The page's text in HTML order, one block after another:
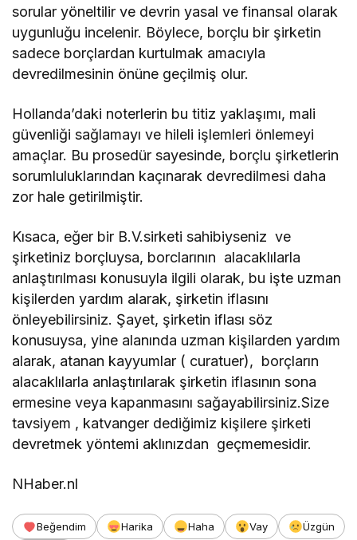
sorular yöneltilir ve devrin yasal ve finansal olarak
uygunluğu incelenir. Böylece, borçlu bir şirketin
sadece borçlardan kurtulmak amacıyla
devredilmesinin önüne geçilmiş olur.
Hollanda’daki noterlerin bu titiz yaklaşımı, mali
güvenliği sağlamayı ve hileli işlemleri önlemeyi
amaçlar. Bu prosedür sayesinde, borçlu şirketlerin
sorumluluklarından kaçınarak devredilmesi daha
zor hale getirilmiştir.
Kısaca, eğer bir B.V.sirketi sahibiyseniz ve
şirketiniz borçluysa, borclarının alacaklılarla
anlaştırılması konusuyla ilgili olarak, bu işte uzman
kişilerden yardım alarak, şirketin iflasını
önleyebilirsiniz. Şayet, şirketin iflası söz
konusuysa, yine alanında uzman kişilarden yardım
alarak, atanan kayyumlar ( curatuer), borçların
alacaklılarla anlaştırılarak şirketin iflasının sona
ermesine veya kapanmasını sağayabilirsiniz.Size
tavsiyem , katvanger dediğimiz kişilere şirketi
devretmek yöntemi aklınızdan geçmemesidir.
NHaber.nl
Beğendim Harika Haha Vay
Üzgün